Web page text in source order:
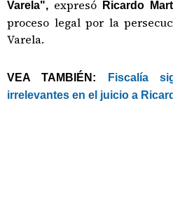
Varela", expresó Ricardo
proceso legal por la
Varela.
VEA TAMBIÉN:
Fiscalía
irrelevantes en el juicio a